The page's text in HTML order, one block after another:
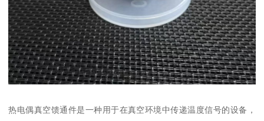
热电偶真空馈通件是一种用于在真空环境中传递温度信号的设备，